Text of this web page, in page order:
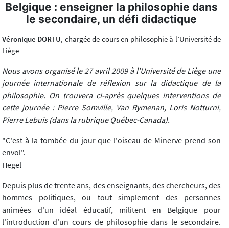
Belgique : enseigner la philosophie dans
le secondaire, un défi didactique
Véronique DORTU, chargée de cours en philosophie à l’Université de
Liège
Nous avons organisé le 27 avril 2009 à l'Université de Liège une
journée internationale de réflexion sur la didactique de la
philosophie. On trouvera ci-après quelques interventions de
cette journée : Pierre Somville, Van Rymenan, Loris Notturni,
Pierre Lebuis (dans la rubrique Québec-Canada).
"C'est à la tombée du jour que l'oiseau de Minerve prend son
envol".
Hegel
Depuis plus de trente ans, des enseignants, des chercheurs, des
hommes politiques, ou tout simplement des personnes
animées d'un idéal éducatif, militent en Belgique pour
l'introduction d'un cours de philosophie dans le secondaire.